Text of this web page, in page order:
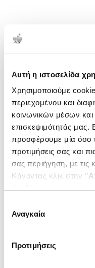
Αυτή η ιστοσελίδα
Χρησιμοποιούμε
περιεχομένου και
κοινωνικών μέσων
επισκεψιμότητάς μας.
προσφέρουμε μία όσο
προτιμήσεις σας και
σας περιήγηση, με τις
Κάνοντας κλικ στην ‘’
ενδιαφέρουν και να
συγκατάθεσης
Αναγκαία
Προτιμήσεις